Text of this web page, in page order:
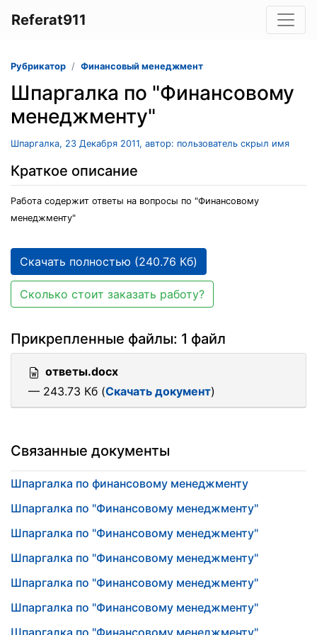
Referat911
Рубрикатор Финансовый менеджмент
Шпаргалка по "Финансовому
менеджменту"
Шпаргалка, 23 Декабря 2011, автор: пользователь скрыл имя
Краткое описание
Работа содержит ответы на вопросы по "Финансовому
менеджменту"
Скачать полностью (240.76 Кб)
Сколько стоит заказать работу?
Прикрепленные файлы: 1 файл
ответы.docx
— 243.73 Кб (Скачать документ)
Связанные документы
Шпаргалка по финансовому менеджменту
Шпаргалка по "Финансовому менеджменту"
Шпаргалка по "Финансовому менеджменту"
Шпаргалка по "Финансовому менеджменту"
Шпаргалка по "Финансовому менеджменту"
Шпаргалка по "Финансовому менеджменту"
Шпаргалка по "Финансовому менеджменту"